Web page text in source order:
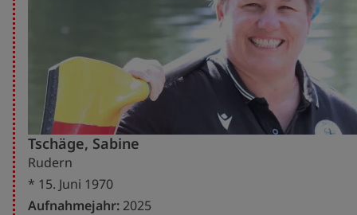
Tschäge, Sabine
Rudern
* 15. Juni 1970
Aufnahmejahr: 2025